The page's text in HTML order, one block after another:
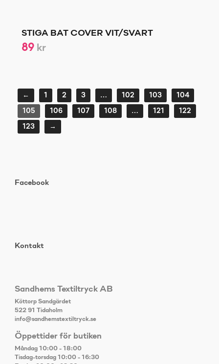
STIGA BAT COVER VIT/SVART
89 kr
← 1 2 3 … 102 103
104
105
106 107 108 … 121
122
123
→
Facebook
Kontakt
Sandhems Textiltryck AB
Köttorp Sandgärdet
522 91 Tidaholm
info@sandhemstextiltryck.se
Öppettider för butiken
Måndag 10:00 - 18:00
Tisdag-torsdag 10:00 - 16:30